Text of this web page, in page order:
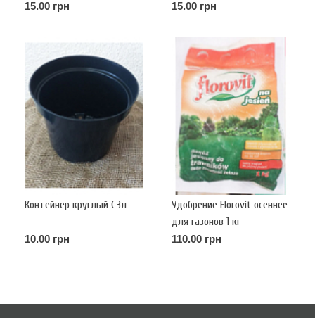
15.00 грн 15.00 грн
Контейнер круглый С3л
10.00 грн
Удобрение Florovit осеннее
для газонов 1 кг
110.00 грн